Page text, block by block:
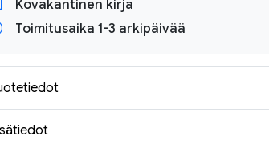
Kovakantinen kirja
Toimitusaika 1-3 arkipäivää